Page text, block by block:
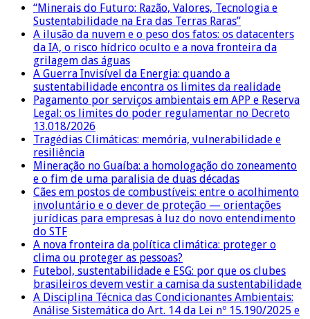
“Minerais do Futuro: Razão, Valores, Tecnologia e
Sustentabilidade na Era das Terras Raras”
A ilusão da nuvem e o peso dos fatos: os datacenters
da IA, o risco hídrico oculto e a nova fronteira da
grilagem das águas
A Guerra Invisível da Energia: quando a
sustentabilidade encontra os limites da realidade
Pagamento por serviços ambientais em APP e Reserva
Legal: os limites do poder regulamentar no Decreto
13.018/2026
Tragédias Climáticas: memória, vulnerabilidade e
resiliência
Mineração no Guaíba: a homologação do zoneamento
e o fim de uma paralisia de duas décadas
Cães em postos de combustíveis: entre o acolhimento
involuntário e o dever de proteção — orientações
jurídicas para empresas à luz do novo entendimento
do STF
A nova fronteira da política climática: proteger o
clima ou proteger as pessoas?
Futebol, sustentabilidade e ESG: por que os clubes
brasileiros devem vestir a camisa da sustentabilidade
A Disciplina Técnica das Condicionantes Ambientais:
Análise Sistemática do Art. 14 da Lei nº 15.190/2025 e